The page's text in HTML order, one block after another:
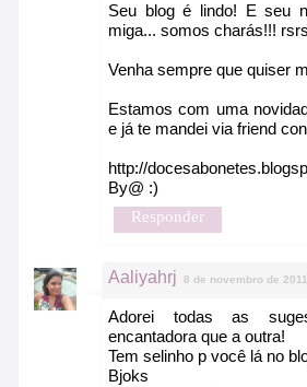
Seu blog é lindo! E seu
miga... somos charás!!!
Venha sempre que quiser
Estamos com uma
e já te mandei via friend
http://
By@ :)
Responder
Aaliyahrj 8 de novembro de
Adorei todas as
encantadora que a outra!
Tem selinho p você lá no
Bjoks